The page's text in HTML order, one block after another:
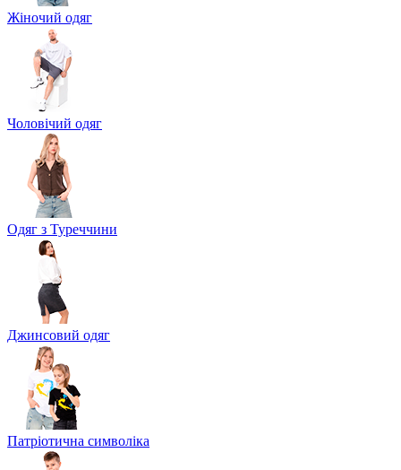
Жіночий одяг
Чоловічий одяг
Одяг з Туреччини
Джинсовий одяг
Патріотична символіка